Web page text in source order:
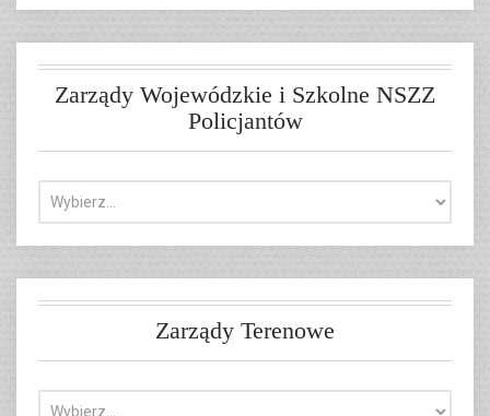
Zarządy Wojewódzkie i Szkolne NSZZ
Policjantów
Zarządy Terenowe